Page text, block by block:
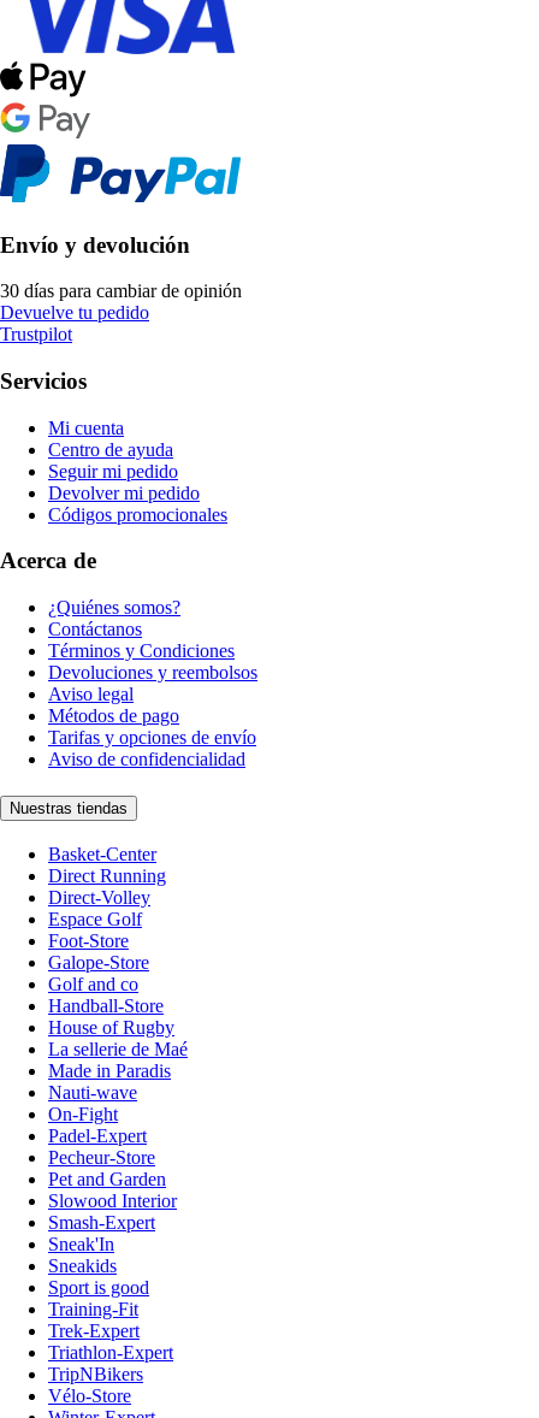
Envío y devolución
30 días para cambiar de opinión
Devuelve tu pedido
Trustpilot
Servicios
Mi cuenta
Centro de ayuda
Seguir mi pedido
Devolver mi pedido
Códigos promocionales
Acerca de
¿Quiénes somos?
Contáctanos
Términos y Condiciones
Devoluciones y reembolsos
Aviso legal
Métodos de pago
Tarifas y opciones de envío
Aviso de confidencialidad
Nuestras tiendas
Basket-Center
Direct Running
Direct-Volley
Espace Golf
Foot-Store
Galope-Store
Golf and co
Handball-Store
House of Rugby
La sellerie de Maé
Made in Paradis
Nauti-wave
On-Fight
Padel-Expert
Pecheur-Store
Pet and Garden
Slowood Interior
Smash-Expert
Sneak'In
Sneakids
Sport is good
Training-Fit
Trek-Expert
Triathlon-Expert
TripNBikers
Vélo-Store